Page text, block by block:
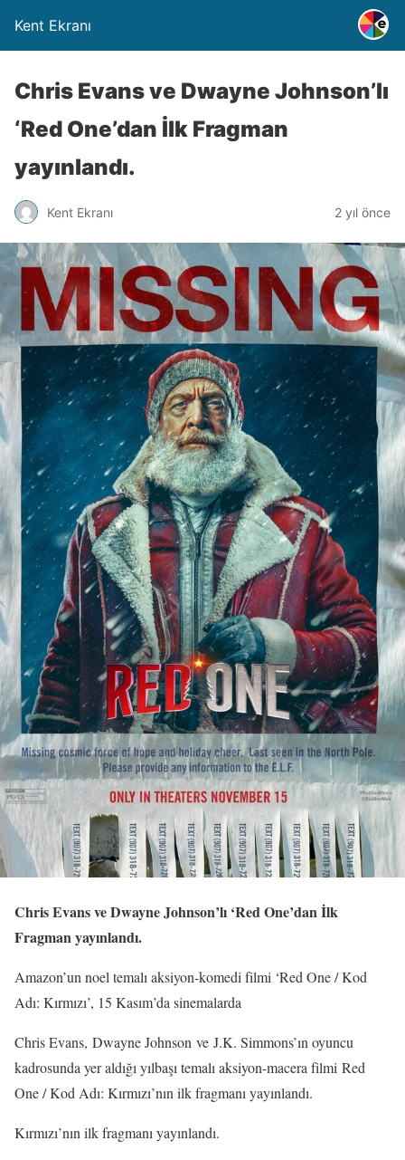
Kent Ekranı
Chris Evans ve Dwayne Johnson’lı
‘Red One’dan İlk Fragman
yayınlandı.
Kent Ekranı 2 yıl önce
Chris Evans ve Dwayne Johnson’lı ‘Red One’dan İlk
Fragman yayınlandı.
Amazon’un noel temalı aksiyon-komedi filmi ‘Red One / Kod
Adı: Kırmızı’, 15 Kasım’da sinemalarda
Chris Evans, Dwayne Johnson ve J.K. Simmons’ın oyuncu
kadrosunda yer aldığı yılbaşı temalı aksiyon-macera filmi Red
One / Kod Adı: Kırmızı’nın ilk fragmanı yayınlandı.
Kırmızı’nın ilk fragmanı yayınlandı.